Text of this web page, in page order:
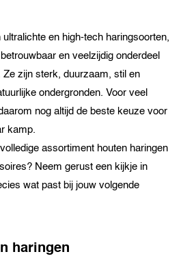
en high-tech haringsoorten,
en veelzijdig onderdeel
zijn sterk, duurzaam, stil en
ondergronden. Voor veel
nog altijd de beste keuze voor
kamp.
assortiment houten haringen
Neem gerust een kijkje in
wat past bij jouw volgende
haringen